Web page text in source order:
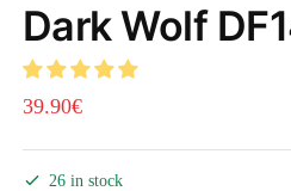
Dark Wolf
39.90€
26 in stock